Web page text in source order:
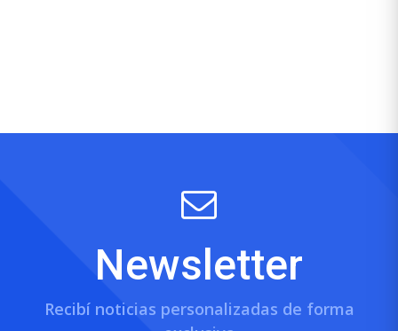
Newsletter
Recibí noticias personalizadas de forma